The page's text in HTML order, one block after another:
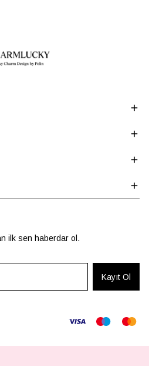
ilk sen haberdar ol.
Kayıt Ol